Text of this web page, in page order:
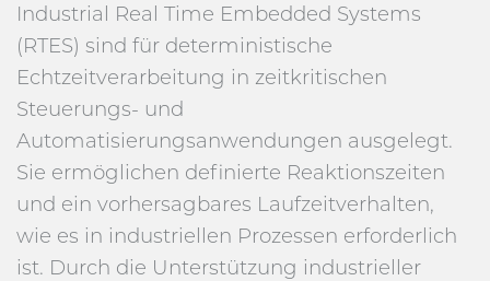
Industrial Real Time Embedded Systems
(RTES) sind für deterministische
Echtzeitverarbeitung in zeitkritischen
Steuerungs- und
Automatisierungsanwendungen ausgelegt.
Sie ermöglichen definierte Reaktionszeiten
und ein vorhersagbares Laufzeitverhalten,
wie es in industriellen Prozessen erforderlich
ist. Durch die Unterstützung industrieller